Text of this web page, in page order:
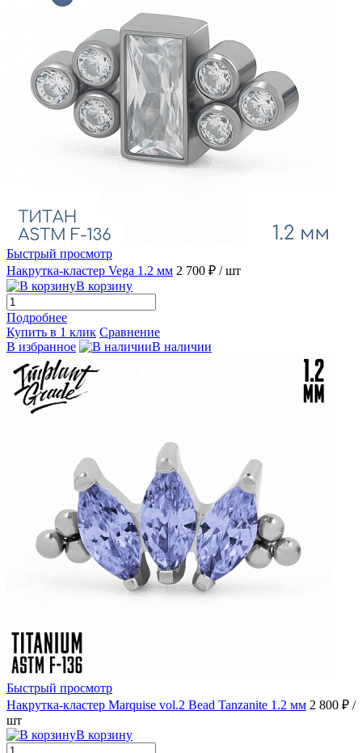
Быстрый просмотр
Накрутка-кластер Vega 1.2 мм 2 700 ₽ / шт
В корзину
Подробнее
Купить в 1 клик Сравнение
В избранное
В наличии
Быстрый просмотр
Накрутка-кластер Marquise vol.2 Bead Tanzanite 1.2 мм 2 800 ₽ /
шт
В корзину